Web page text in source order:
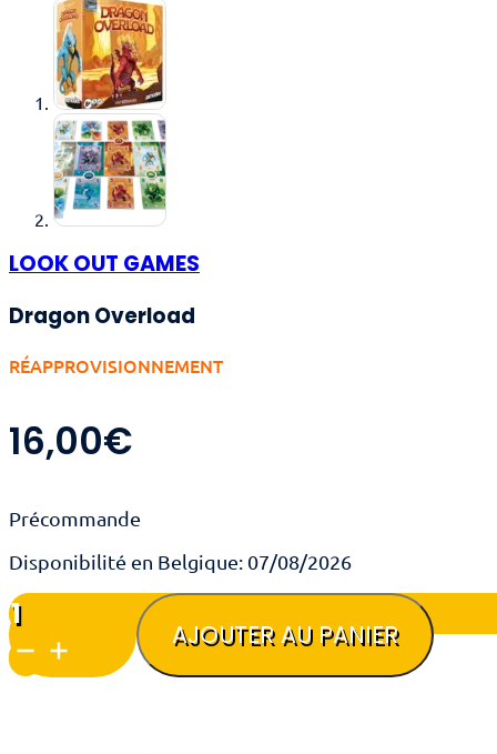
LOOK OUT GAMES
Dragon Overload
RÉAPPROVISIONNEMENT
16,00€
Précommande
Disponibilité en Belgique: 07/08/2026
quantité
de
Dragon
Overload
AJOUTER AU PANIER